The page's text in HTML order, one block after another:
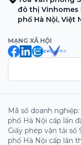
đô thị Vinhomes
phố Hà Nội, Việt
MẠNG XÃ HỘI
Mã số doanh
phố Hà Nội cấp lần
Giấy phép vận tải số
phố Hà Nội cấp lần